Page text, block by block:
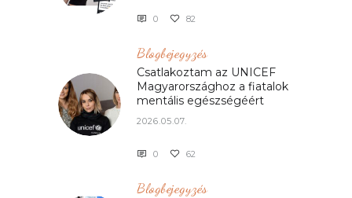
0 82
Blogbejegyzés
Csatlakoztam az UNICEF
Magyarországhoz a fiatalok
mentális egészségéért
2026.05.07.
0 62
Blogbejegyzés